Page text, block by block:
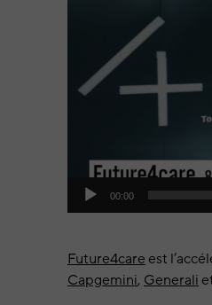
00:00
Future4care est
Capgemini, Generali